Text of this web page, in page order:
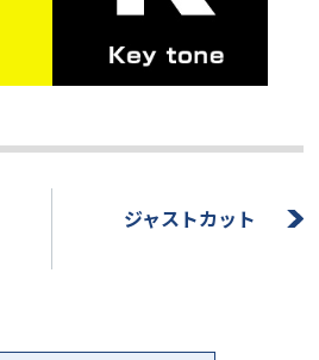
ジャストカット